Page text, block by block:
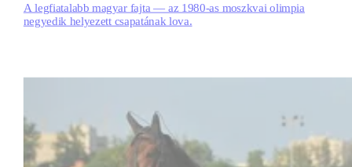
A legfiatalabb magyar fajta — az 1980-as moszkvai olimpia
negyedik helyezett csapatának lova.